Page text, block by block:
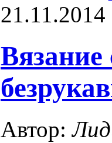
21.11.2014
Автор: